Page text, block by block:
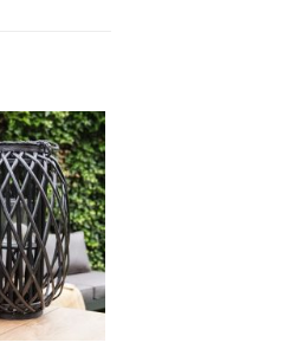
Dodaj
na
listu
želja